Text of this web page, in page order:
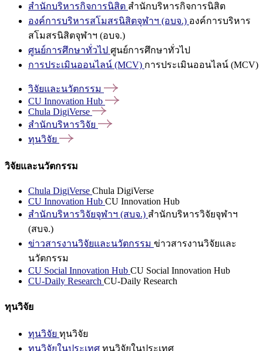
สำนักบริหารกิจการนิสิต สำนักบริหารกิจการนิสิต
องค์การบริหารสโมสรนิสิตจุฬาฯ (อบจ.) องค์การบริหาร
สโมสรนิสิตจุฬาฯ (อบจ.)
ศูนย์การศึกษาทั่วไป ศูนย์การศึกษาทั่วไป
การประเมินออนไลน์ (MCV) การประเมินออนไลน์ (MCV)
วิจัยและนวัตกรรม
CU Innovation Hub
Chula DigiVerse
สำนักบริหารวิจัย
ทุนวิจัย
วิจัยและนวัตกรรม
Chula DigiVerse Chula DigiVerse
CU Innovation Hub CU Innovation Hub
สำนักบริหารวิจัยจุฬาฯ (สบจ.) สำนักบริหารวิจัยจุฬาฯ
(สบจ.)
ข่าวสารงานวิจัยและนวัตกรรม ข่าวสารงานวิจัยและ
นวัตกรรม
CU Social Innovation Hub CU Social Innovation Hub
CU-Daily Research CU-Daily Research
ทุนวิจัย
ทุนวิจัย ทุนวิจัย
ทุนวิจัยในประเทศ ทุนวิจัยในประเทศ